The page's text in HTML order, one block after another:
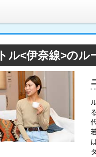
ル<伊奈線>のル